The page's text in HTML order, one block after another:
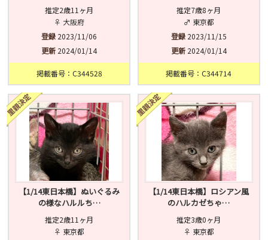
推定2歳11ヶ月
♀ 大阪府
登録 2023/11/06
更新 2024/01/14
掲載番号：C344528
推定7歳8ヶ月
♂ 東京都
登録2023/11/15
更新2024/01/14
掲載番号：C344714
【1/14東日本橋】ぬいぐるみ
の様なハルルち…
推定2歳11ヶ月
♀ 東京都
【1/14東日本橋】ロシアン風
のハルカゼちゃ…
推定3歳0ヶ月
♀ 東京都